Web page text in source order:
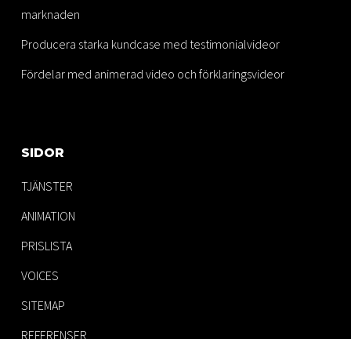
marknaden
Producera starka kundcase med testimonialvideor
Fördelar med animerad video och förklaringsvideor
SIDOR
TJÄNSTER
ANIMATION
PRISLISTA
VOICES
SITEMAP
REFERENSER